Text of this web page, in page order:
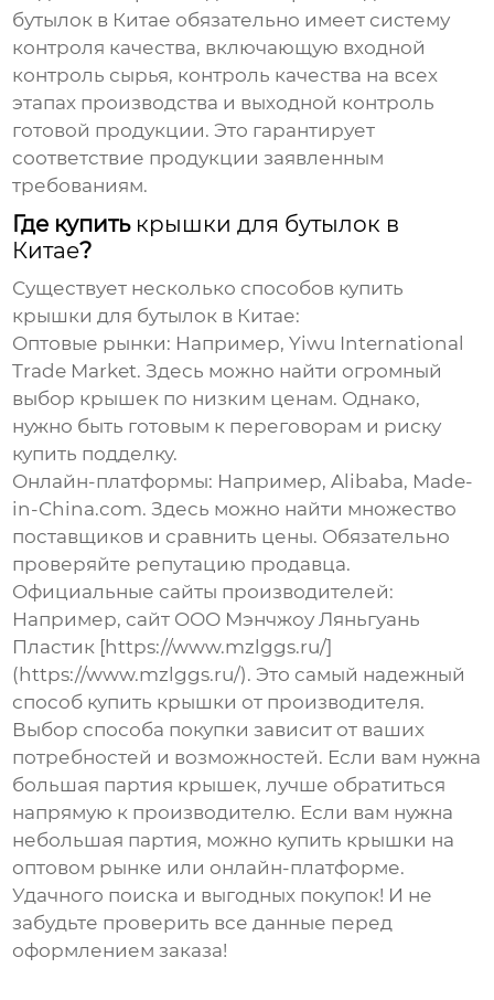
бутылок в Китае обязательно имеет систему
контроля качества, включающую входной
контроль сырья, контроль качества на всех
этапах производства и выходной контроль
готовой продукции. Это гарантирует
соответствие продукции заявленным
требованиям.
Где купить крышки для бутылок в
Китае?
Существует несколько способов купить
крышки для бутылок в Китае:
Оптовые рынки: Например, Yiwu International
Trade Market. Здесь можно найти огромный
выбор крышек по низким ценам. Однако,
нужно быть готовым к переговорам и риску
купить подделку.
Онлайн-платформы: Например, Alibaba, Made-
in-China.com. Здесь можно найти множество
поставщиков и сравнить цены. Обязательно
проверяйте репутацию продавца.
Официальные сайты производителей:
Например, сайт ООО Мэнчжоу Ляньгуань
Пластик [https://www.mzlggs.ru/]
(https://www.mzlggs.ru/). Это самый надежный
способ купить крышки от производителя.
Выбор способа покупки зависит от ваших
потребностей и возможностей. Если вам нужна
большая партия крышек, лучше обратиться
напрямую к производителю. Если вам нужна
небольшая партия, можно купить крышки на
оптовом рынке или онлайн-платформе.
Удачного поиска и выгодных покупок! И не
забудьте проверить все данные перед
оформлением заказа!